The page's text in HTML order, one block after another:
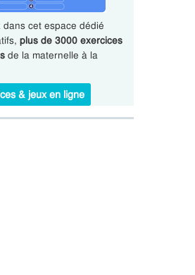
dans cet espace dédié
plus de 3000 exercices
de la maternelle à la
& jeux en ligne